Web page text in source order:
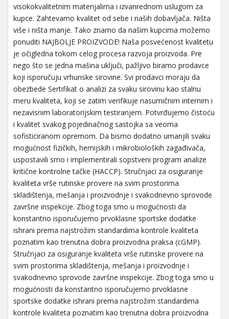
visokokvalitetnim materijalima i izvanrednom uslugom za
kupce. Zahtevamo kvalitet od sebe i naših dobavljača. Ništa
više i ništa manje. Tako znamo da našim kupcima možemo
ponuditi NAJBOLJE PROIZVODE! Naša posvećenost kvalitetu
je očigledna tokom celog procesa razvoja proizvoda. Pre
nego što se jedna mašina uključi, pažljivo biramo prodavce
koji isporučuju vrhunske sirovine. Svi prodavci moraju da
obezbede Sertifikat o analizi za svaku sirovinu kao stalnu
meru kvaliteta, koji se zatim verifikuje nasumičnim internim i
nezavisnim laboratorijskim testiranjem. Potvrđujemo čistoću
i kvalitet svakog pojedinačnog sastojka sa veoma
sofisticiranom opremom. Da bismo dodatno umanjili svaku
mogućnost fizičkih, hemijskih i mikrobioloških zagađivača,
uspostavili smo i implementirali sopstveni program analize
kritične kontrolne tačke (HACCP). Stručnjaci za osiguranje
kvaliteta vrše rutinske provere na svim prostorima
skladištenja, mešanja i proizvodnje i svakodnevno sprovode
završne inspekcije. Zbog toga smo u mogućnosti da
konstantno isporučujemo prvoklasne sportske dodatke
ishrani prema najstrožim standardima kontrole kvaliteta
poznatim kao trenutna dobra proizvodna praksa (cGMP).
Stručnjaci za osiguranje kvaliteta vrše rutinske provere na
svim prostorima skladištenja, mešanja i proizvodnje i
svakodnevno sprovode završne inspekcije. Zbog toga smo u
mogućnosti da konstantno isporučujemo prvoklasne
sportske dodatke ishrani prema najstrožim standardima
kontrole kvaliteta poznatim kao trenutna dobra proizvodna